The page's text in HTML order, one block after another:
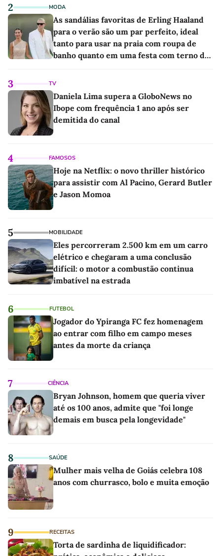
2 MODA
As sandálias favoritas de Erling Haaland
para o verão são um par perfeito, ideal
tanto para usar na praia com roupa de
banho quanto em uma festa com terno de
3 TV
Daniela Lima supera a GloboNews no
Ibope com frequência 1 ano após ser
demitida do canal
4 FAMOSOS
Hoje na Netflix: o novo thriller histórico
para assistir com Al Pacino, Gerard Butler
e Jason Momoa
5 MOBILIDADE
Eles percorreram 2.500 km em um carro
elétrico e chegaram a uma conclusão
difícil: o motor a combustão continua
imbatível na estrada
6 FUTEBOL
Jogador do Ypiranga FC fez homenagem
ao entrar com filho em campo meses
antes da morte da criança
7 CIÊNCIA
Bryan Johnson, homem que queria viver
até os 100 anos, admite que "foi longe
demais em busca pela longevidade"
8 SAÚDE
Mulher mais velha de Goiás celebra 108
anos com churrasco, bolo e muita emoção
9 RECEITAS
Torta de sardinha de liquidificador: